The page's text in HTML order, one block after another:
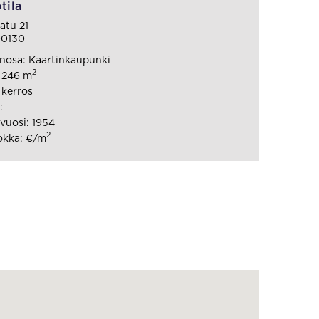
21
Kaartinkaupunki
m2
1954
€/m2